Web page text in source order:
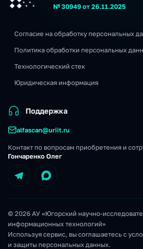
№ 30949 от 26.11.2025
Согласие на обработку персональных
Политика обработки персональных
Технологический стек
Юридическая информация
Поддержка
alfascan@uriit.ru
Контакт по вопросам приобретения и
Гончаренко Олег
© 2026 АУ «Югорский научно-
информационных технологий»
Используя сервис, вы соглашаетесь с
и защиты персональных данных.